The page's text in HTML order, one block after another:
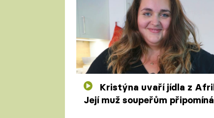
Její muž soupeřům připomíná